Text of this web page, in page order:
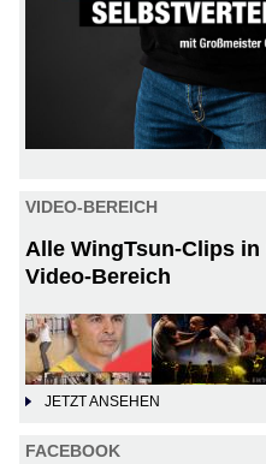
VIDEO-BEREICH
Alle WingTsun-Clips in
Video-Bereich
JETZT ANSEHEN
FACEBOOK